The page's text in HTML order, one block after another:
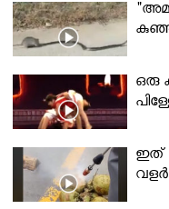
ഒരു
ഇത്